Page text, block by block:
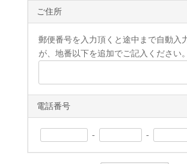
ご住所
郵便番号を入力頂くと途中まで自動入
が、地番以下を追加でご記入ください。
電話番号
- -